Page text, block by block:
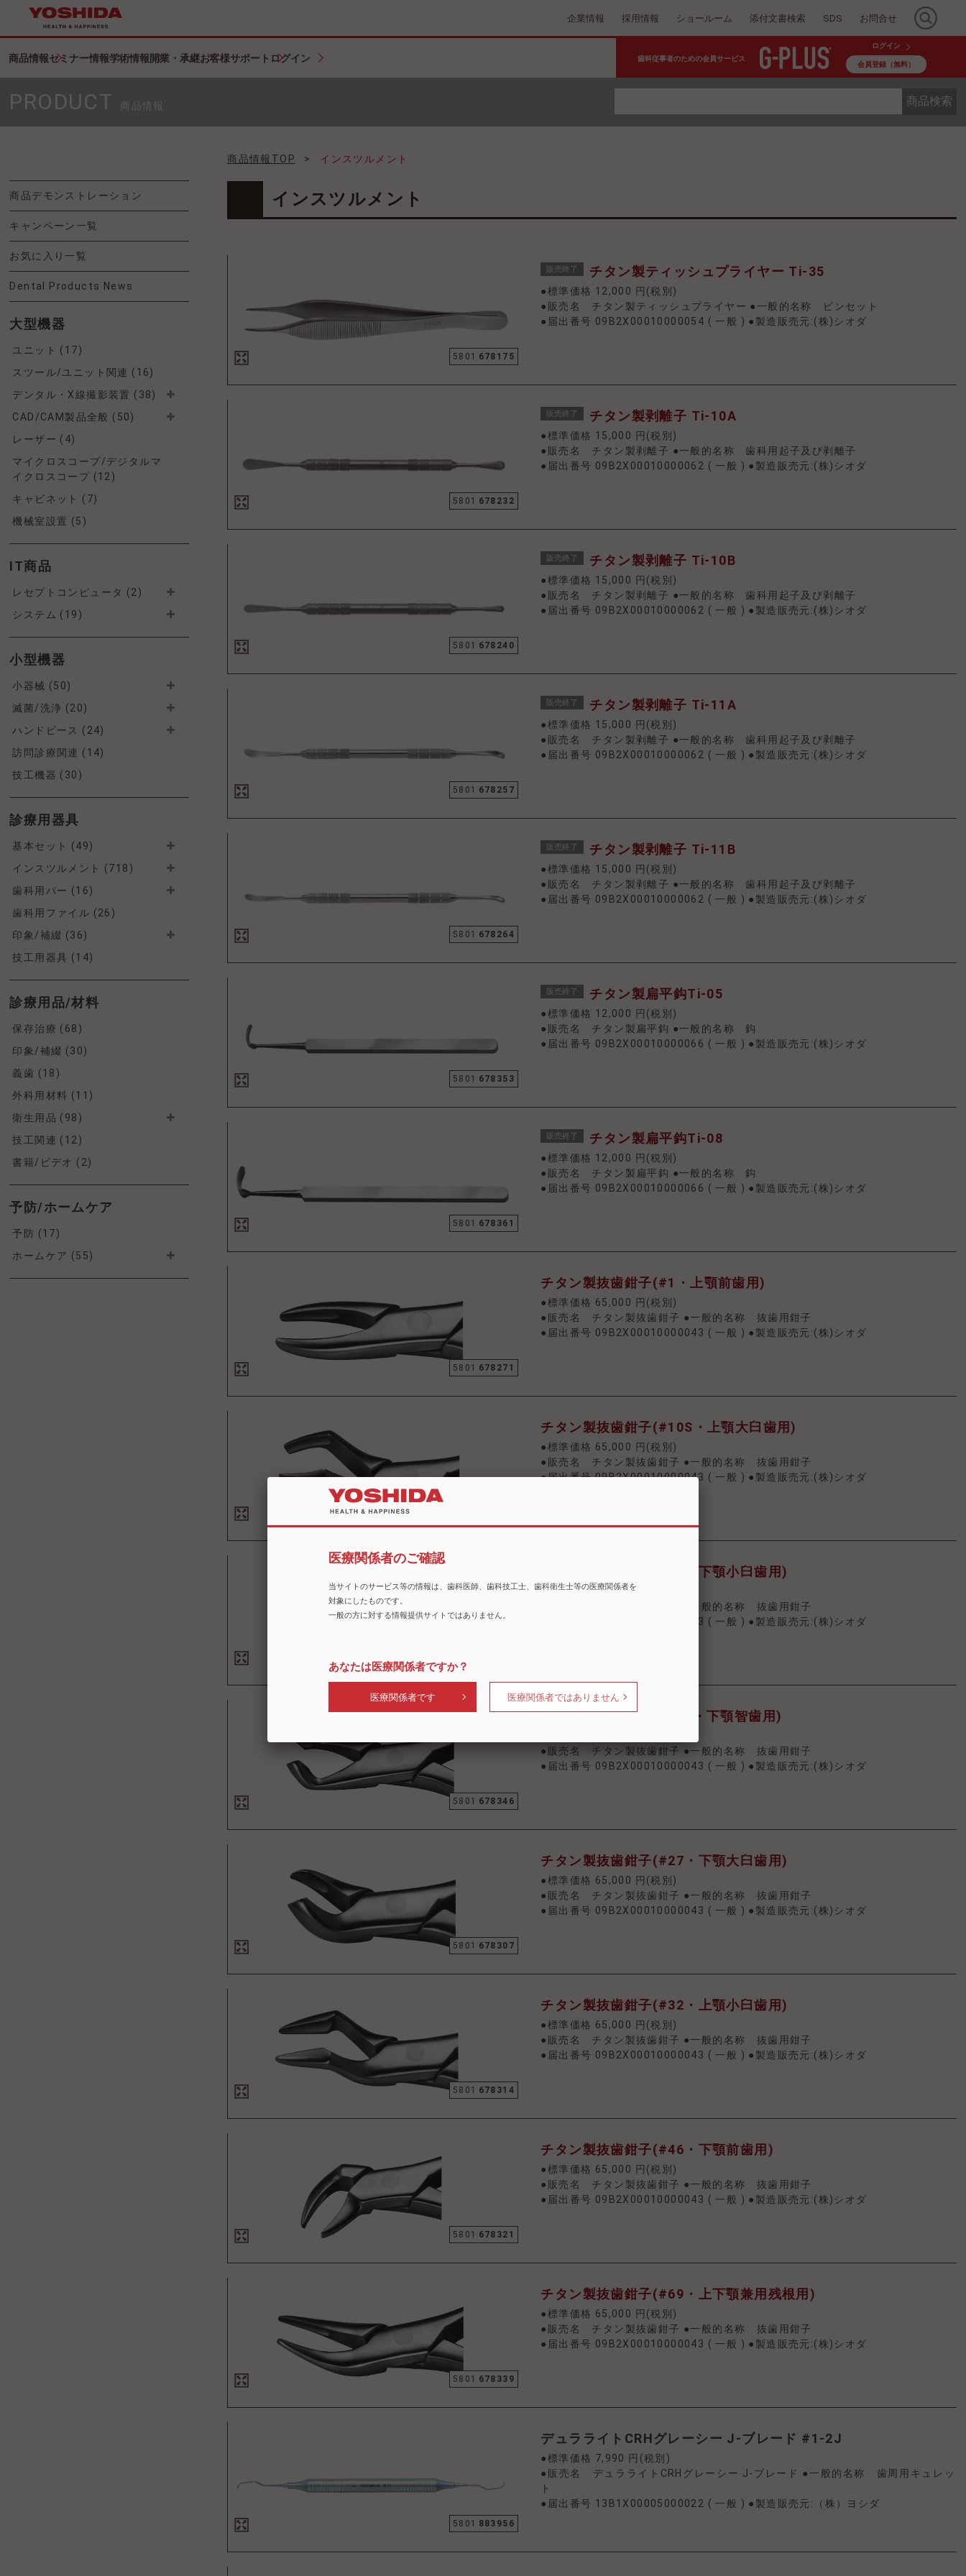
企業情報 採用情報 ショールーム 添付文書検索 SDS お問合せ
商品情報セミナー情報学術情報開業・承継お客様サポート ログイン 歯科従事者のための会員サービス
ログイン
会員登録（無料）
PRODUCT 商品情報 商品検索
商品デモンストレーション
キャンペーン一覧
お気に入り一覧
Dental Products News
大型機器
ユニット (17)
スツール/ユニット関連 (16)
デンタル・X線撮影装置 (38)
CAD/CAM製品全般 (50)
レーザー (4)
マイクロスコープ/デジタルマ
イクロスコープ (12)
キャビネット (7)
機械室設置 (5)
IT商品
レセプトコンピュータ (2)
システム (19)
小型機器
小器械 (50)
滅菌/洗浄 (20)
ハンドピース (24)
訪問診療関連 (14)
技工機器 (30)
診療用器具
基本セット (49)
インスツルメント (718)
歯科用バー (16)
歯科用ファイル (26)
印象/補綴 (36)
技工用器具 (14)
診療用品/材料
保存治療 (68)
印象/補綴 (30)
義歯 (18)
外科用材料 (11)
衛生用品 (98)
技工関連 (12)
書籍/ビデオ (2)
予防/ホームケア
予防 (17)
ホームケア (55)
商品情報TOP > インスツルメント
インスツルメント
5801 678175
販売終了 チタン製ティッシュプライヤー Ti-35
●標準価格 12,000 円(税別)
●販売名 チタン製ティッシュプライヤー ●一般的名称 ピンセット
●届出番号 09B2X00010000054 ( 一般 ) ●製造販売元:(株)シオダ
5801 678232
販売終了 チタン製剥離子 Ti-10A
●標準価格 15,000 円(税別)
●販売名 チタン製剥離子 ●一般的名称 歯科用起子及び剥離子
●届出番号 09B2X00010000062 ( 一般 ) ●製造販売元:(株)シオダ
5801 678240
販売終了 チタン製剥離子 Ti-10B
●標準価格 15,000 円(税別)
●販売名 チタン製剥離子 ●一般的名称 歯科用起子及び剥離子
●届出番号 09B2X00010000062 ( 一般 ) ●製造販売元:(株)シオダ
5801 678257
販売終了 チタン製剥離子 Ti-11A
●標準価格 15,000 円(税別)
●販売名 チタン製剥離子 ●一般的名称 歯科用起子及び剥離子
●届出番号 09B2X00010000062 ( 一般 ) ●製造販売元:(株)シオダ
5801 678264
販売終了 チタン製剥離子 Ti-11B
●標準価格 15,000 円(税別)
●販売名 チタン製剥離子 ●一般的名称 歯科用起子及び剥離子
●届出番号 09B2X00010000062 ( 一般 ) ●製造販売元:(株)シオダ
5801 678353
販売終了 チタン製扁平鈎Ti-05
●標準価格 12,000 円(税別)
●販売名 チタン製扁平鈎 ●一般的名称 鈎
●届出番号 09B2X00010000066 ( 一般 ) ●製造販売元:(株)シオダ
5801 678361
販売終了 チタン製扁平鈎Ti-08
●標準価格 12,000 円(税別)
●販売名 チタン製扁平鈎 ●一般的名称 鈎
●届出番号 09B2X00010000066 ( 一般 ) ●製造販売元:(株)シオダ
5801 678271
チタン製抜歯鉗子(#1・上顎前歯用)
●標準価格 65,000 円(税別)
●販売名 チタン製抜歯鉗子 ●一般的名称 抜歯用鉗子
●届出番号 09B2X00010000043 ( 一般 ) ●製造販売元:(株)シオダ
チタン製抜歯鉗子(#10S・上顎大臼歯用)
●標準価格 65,000 円(税別)
●販売名 チタン製抜歯鉗子 ●一般的名称 抜歯用鉗子
●届出番号 09B2X00010000043 ( 一般 ) ●製造販売元:(株)シオダ
チタン製抜歯鉗子(#21・下顎小臼歯用)
●標準価格 65,000 円(税別)
●販売名 チタン製抜歯鉗子 ●一般的名称 抜歯用鉗子
●届出番号 09B2X00010000043 ( 一般 ) ●製造販売元:(株)シオダ
5801 678346
チタン製抜歯鉗子(#222・下顎智歯用)
●販売名 チタン製抜歯鉗子 ●一般的名称 抜歯用鉗子
●届出番号 09B2X00010000043 ( 一般 ) ●製造販売元:(株)シオダ
5801 678307
チタン製抜歯鉗子(#27・下顎大臼歯用)
●標準価格 65,000 円(税別)
●販売名 チタン製抜歯鉗子 ●一般的名称 抜歯用鉗子
●届出番号 09B2X00010000043 ( 一般 ) ●製造販売元:(株)シオダ
5801 678314
チタン製抜歯鉗子(#32・上顎小臼歯用)
●標準価格 65,000 円(税別)
●販売名 チタン製抜歯鉗子 ●一般的名称 抜歯用鉗子
●届出番号 09B2X00010000043 ( 一般 ) ●製造販売元:(株)シオダ
5801 678321
チタン製抜歯鉗子(#46・下顎前歯用)
●標準価格 65,000 円(税別)
●販売名 チタン製抜歯鉗子 ●一般的名称 抜歯用鉗子
●届出番号 09B2X00010000043 ( 一般 ) ●製造販売元:(株)シオダ
5801 678339
チタン製抜歯鉗子(#69・上下顎兼用残根用)
●標準価格 65,000 円(税別)
●販売名 チタン製抜歯鉗子 ●一般的名称 抜歯用鉗子
●届出番号 09B2X00010000043 ( 一般 ) ●製造販売元:(株)シオダ
5801 883956
デュラライトCRHグレーシー J-ブレード #1-2J
●標準価格 7,990 円(税別)
●販売名 デュラライトCRHグレーシー J-ブレード ●一般的名称 歯周用キュレッ
ト
●届出番号 13B1X00005000022 ( 一般 ) ●製造販売元:（株）ヨシダ
医療関係者のご確認
当サイトのサービス等の情報は、歯科医師、歯科技工士、歯科衛生士等の医療関係者を
対象にしたものです。
一般の方に対する情報提供サイトではありません。
あなたは医療関係者ですか？
医療関係者です 医療関係者ではありません